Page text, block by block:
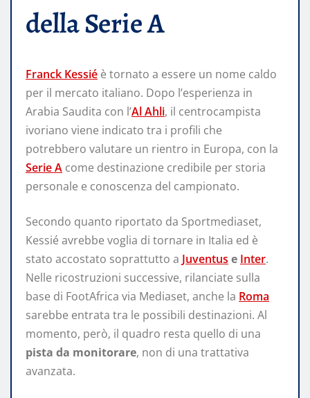
della Serie A
Franck Kessié è tornato a essere un nome caldo
per il mercato italiano. Dopo l’esperienza in
Arabia Saudita con l’Al Ahli, il centrocampista
ivoriano viene indicato tra i profili che
potrebbero valutare un rientro in Europa, con la
Serie A come destinazione credibile per storia
personale e conoscenza del campionato.
Secondo quanto riportato da Sportmediaset,
Kessié avrebbe voglia di tornare in Italia ed è
stato accostato soprattutto a Juventus e Inter.
Nelle ricostruzioni successive, rilanciate sulla
base di FootAfrica via Mediaset, anche la Roma
sarebbe entrata tra le possibili destinazioni. Al
momento, però, il quadro resta quello di una
pista da monitorare, non di una trattativa
avanzata.